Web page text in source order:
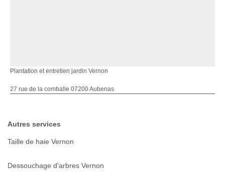
Plantation et entretien jardin Vernon
27 rue de la comballe 07200 Aubenas
Autres services
Taille de haie Vernon
Dessouchage d'arbres Vernon